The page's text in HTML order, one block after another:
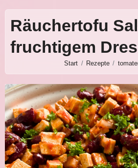
Räuchertofu
fruchtigem
Start Rezepte